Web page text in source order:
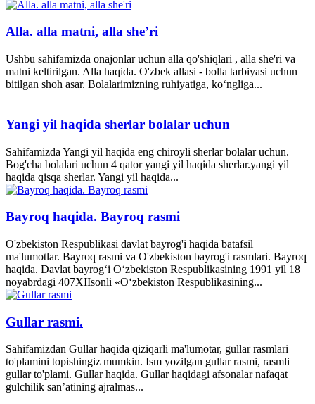
Alla. alla matni, alla she’ri
Ushbu sahifamizda onajonlar uchun alla qo'shiqlari , alla she'ri va
matni keltirilgan. Alla haqida. O'zbek allasi - bolla tarbiyasi uchun
bitilgan shoh asar. Bolalarimizning ruhiyatiga, ko‘ngliga...
Yangi yil haqida sherlar bolalar uchun
Sahifamizda Yangi yil haqida eng chiroyli sherlar bolalar uchun.
Bog'cha bolalari uchun 4 qator yangi yil haqida sherlar.yangi yil
haqida qisqa sherlar. Yangi yil haqida...
Bayroq haqida. Bayroq rasmi
O'zbekiston Respublikasi davlat bayrog'i haqida batafsil
ma'lumotlar. Bayroq rasmi va O'zbekiston bayrog'i rasmlari. Bayroq
haqida. Davlat bayrog‘i O‘zbekiston Respublikasining 1991 yil 18
noyabrdagi 407­XII­sonli «O‘zbekiston Respublikasining...
Gullar rasmi.
Sahifamizdan Gullar haqida qiziqarli ma'lumotar, gullar rasmlari
to'plamini topishingiz mumkin. Ism yozilgan gullar rasmi, rasmli
gullar to'plami. Gullar haqida. Gullar haqidagi afsonalar nafaqat
gulchilik san’atining ajralmas...